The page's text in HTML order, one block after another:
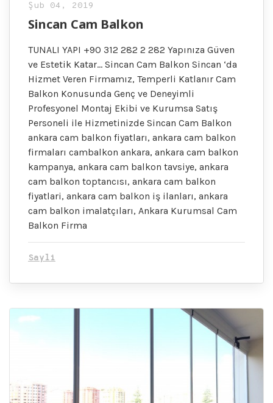
Şub 04, 2019
Sincan Cam Balkon
TUNALI YAPI +90 312 282 2 282 Yapınıza Güven
ve Estetik Katar… Sincan Cam Balkon Sincan ‘da
Hizmet Veren Firmamız, Temperli Katlanır Cam
Balkon Konusunda Genç ve Deneyimli
Profesyonel Montaj Ekibi ve Kurumsa Satış
Personeli ile Hizmetinizde Sincan Cam Balkon
ankara cam balkon fiyatları, ankara cam balkon
firmaları cambalkon ankara, ankara cam balkon
kampanya, ankara cam balkon tavsiye, ankara
cam balkon toptancısı, ankara cam balkon
fiyatlari, ankara cam balkon iş ilanları, ankara
cam balkon imalatçıları, Ankara Kurumsal Cam
Balkon Firma
Sayli